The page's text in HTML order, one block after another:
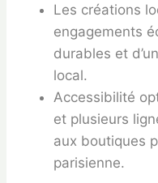
Les créations
engagements
durables et
local.
Accessibilité
et plusieurs
aux boutiques
parisienne.